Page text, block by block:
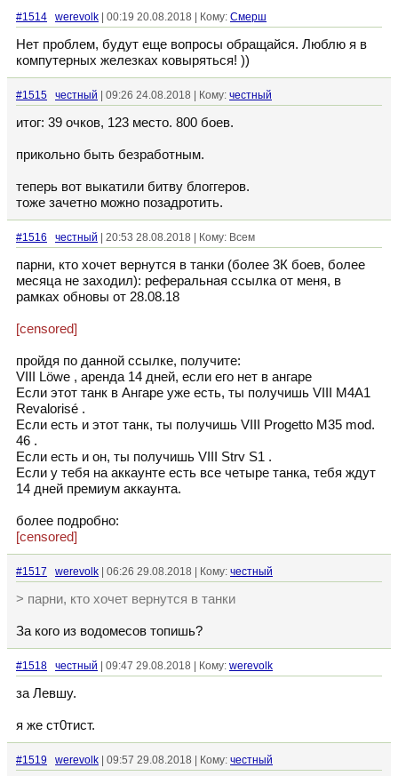
#1514 werevolk | 00:19 20.08.2018 | Кому: Смерш
Нет проблем, будут еще вопросы обращайся. Люблю я в
компутерных железках ковыряться! ))
#1515 честный | 09:26 24.08.2018 | Кому: честный
итог: 39 очков, 123 место. 800 боев.
прикольно быть безработным.
теперь вот выкатили битву блоггеров.
тоже зачетно можно позадротить.
#1516 честный | 20:53 28.08.2018 | Кому: Всем
парни, кто хочет вернутся в танки (более 3К боев, более
месяца не заходил): реферальная ссылка от меня, в
рамках обновы от 28.08.18
[censored]
пройдя по данной ссылке, получите:
VIII Löwe , аренда 14 дней, если его нет в ангаре
Если этот танк в Ангаре уже есть, ты получишь VIII M4A1
Revalorisé .
Если есть и этот танк, ты получишь VIII Progetto M35 mod.
46 .
Если есть и он, ты получишь VIII Strv S1 .
Если у тебя на аккаунте есть все четыре танка, тебя ждут
14 дней премиум аккаунта.
более подробно:
[censored]
#1517 werevolk | 06:26 29.08.2018 | Кому: честный
> парни, кто хочет вернутся в танки
За кого из водомесов топишь?
#1518 честный | 09:47 29.08.2018 | Кому: werevolk
за Левшу.
я же ст0тист.
#1519 werevolk | 09:57 29.08.2018 | Кому: честный